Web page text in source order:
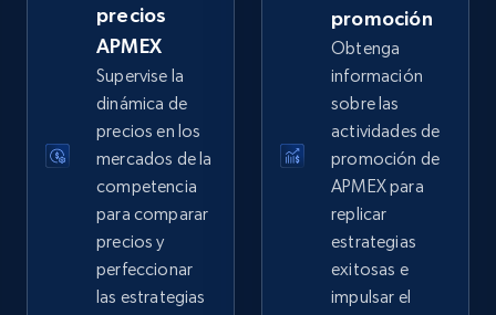
eBay - Gather data on products using
specified keywords
URL, Product id, Title, Seller name, Seller rating,
Seller reviews, Breadcrumbs, Root category, and
2.5K+ Comenzar ahora
precios
APMEX
Supervise la
dinámica de
precios en los
mercados de la
competencia
para comparar
precios y
perfeccionar
las estrategias
promoción
Obtenga
información
sobre las
actividades de
promoción de
APMEX para
replicar
estrategias
exitosas e
impulsar el